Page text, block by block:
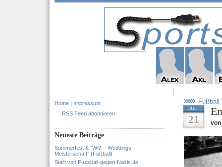
Home | Impressum
RSS Feed abonnieren
Neueste Beiträge
Sommerfest & “WM – Weddings
Meisterschaft” (Fußball)
Start von Fussball-gegen-Nazis.de
Fußball
JUL
21 von